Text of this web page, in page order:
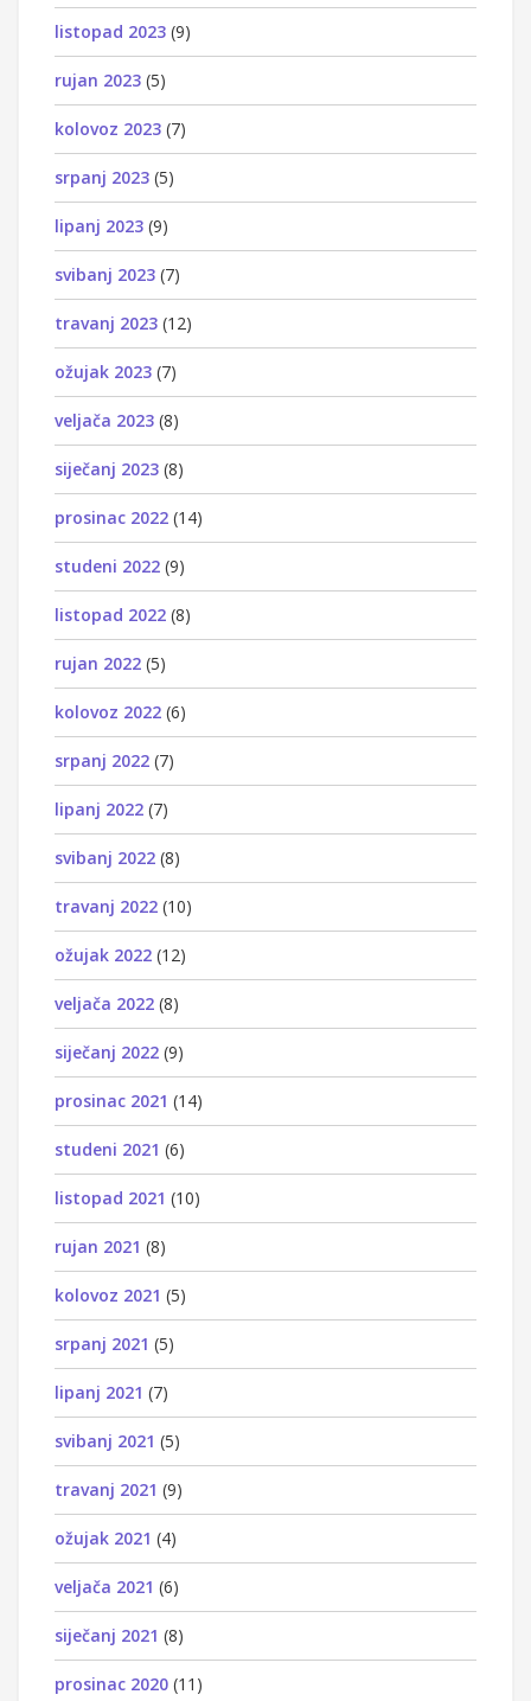
listopad 2023 (9)
rujan 2023 (5)
kolovoz 2023 (7)
srpanj 2023 (5)
lipanj 2023 (9)
svibanj 2023 (7)
travanj 2023 (12)
ožujak 2023 (7)
veljača 2023 (8)
siječanj 2023 (8)
prosinac 2022 (14)
studeni 2022 (9)
listopad 2022 (8)
rujan 2022 (5)
kolovoz 2022 (6)
srpanj 2022 (7)
lipanj 2022 (7)
svibanj 2022 (8)
travanj 2022 (10)
ožujak 2022 (12)
veljača 2022 (8)
siječanj 2022 (9)
prosinac 2021 (14)
studeni 2021 (6)
listopad 2021 (10)
rujan 2021 (8)
kolovoz 2021 (5)
srpanj 2021 (5)
lipanj 2021 (7)
svibanj 2021 (5)
travanj 2021 (9)
ožujak 2021 (4)
veljača 2021 (6)
siječanj 2021 (8)
prosinac 2020 (11)